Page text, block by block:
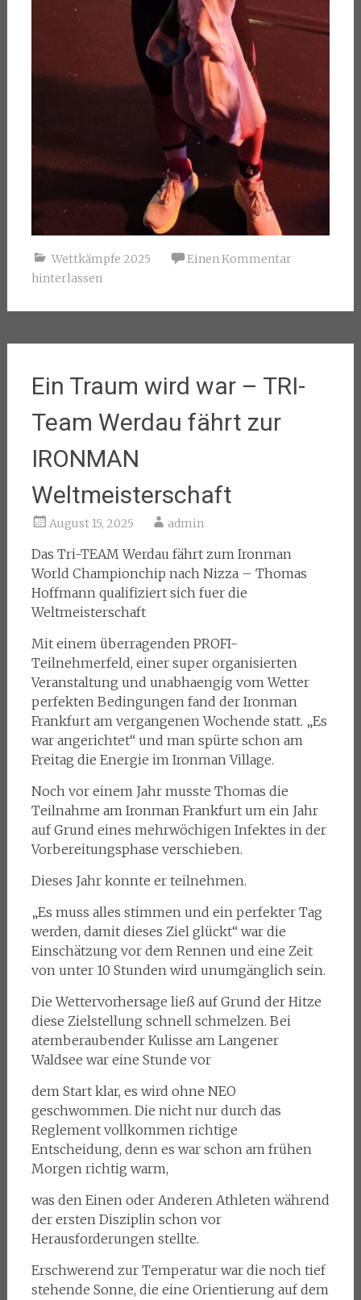
Wettkämpfe 2025
Einen Kommentar
hinterlassen
Ein Traum wird war – TRI-
Team Werdau fährt zur
IRONMAN
Weltmeisterschaft
August 15, 2025 admin
Das Tri-TEAM Werdau fährt zum Ironman
World Championchip nach Nizza – Thomas
Hoffmann qualifiziert sich fuer die
Weltmeisterschaft
Mit einem überragenden PROFI-
Teilnehmerfeld, einer super organisierten
Veranstaltung und unabhaengig vom Wetter
perfekten Bedingungen fand der Ironman
Frankfurt am vergangenen Wochende statt. „Es
war angerichtet“ und man spürte schon am
Freitag die Energie im Ironman Village.
Noch vor einem Jahr musste Thomas die
Teilnahme am Ironman Frankfurt um ein Jahr
auf Grund eines mehrwöchigen Infektes in der
Vorbereitungsphase verschieben.
Dieses Jahr konnte er teilnehmen.
„Es muss alles stimmen und ein perfekter Tag
werden, damit dieses Ziel glückt“ war die
Einschätzung vor dem Rennen und eine Zeit
von unter 10 Stunden wird unumgänglich sein.
Die Wettervorhersage ließ auf Grund der Hitze
diese Zielstellung schnell schmelzen. Bei
atemberaubender Kulisse am Langener
Waldsee war eine Stunde vor
dem Start klar, es wird ohne NEO
geschwommen. Die nicht nur durch das
Reglement vollkommen richtige
Entscheidung, denn es war schon am frühen
Morgen richtig warm,
was den Einen oder Anderen Athleten während
der ersten Disziplin schon vor
Herausforderungen stellte.
Erschwerend zur Temperatur war die noch tief
stehende Sonne, die eine Orientierung auf dem